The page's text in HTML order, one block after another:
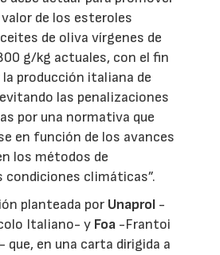
de los esteroles
de oliva vírgenes de
g/kg actuales, con el fin
la producción italiana de
las penalizaciones
por una normativa que
en función de los avances
los métodos de
condiciones climáticas”.
planteada por Unaprol -
Italiano- y Foa -Frantoi
que, en una carta dirigida a